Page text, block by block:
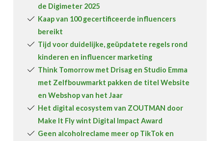
de Digimeter 2025
Kaap van 100 gecertificeerde influencers
bereikt
Tijd voor duidelijke, geüpdatete regels rond
kinderen en influencer marketing
Think Tomorrow met Drisag en Studio Emma
met Zelfbouwmarkt pakken de titel Website
en Webshop van het Jaar
Het digital ecosystem van ZOUTMAN door
Make It Fly wint Digital Impact Award
Geen alcoholreclame meer op TikTok en